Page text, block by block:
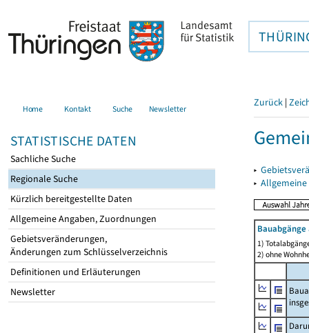
Home Kontakt Suche Newsletter
STATISTISCHE DATEN
Sachliche Suche
Regionale Suche
Kürzlich bereitgestellte Daten
Allgemeine Angaben, Zuordnungen
Gebietsveränderungen,
Änderungen zum Schlüsselverzeichnis
Definitionen und Erläuterungen
Newsletter
Zurück |
▸
▸
1)
2) ohne